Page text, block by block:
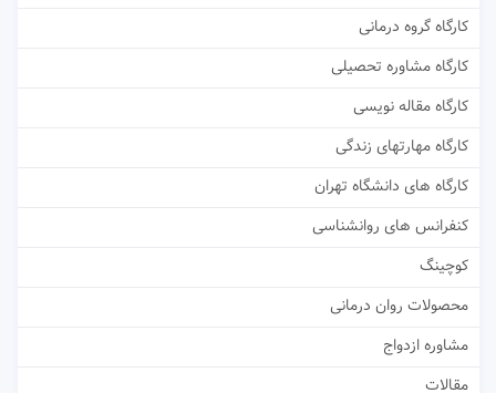
کارگاه گروه درمانی
کارگاه مشاوره تحصیلی
کارگاه مقاله نویسی
کارگاه مهارتهای زندگی
کارگاه های دانشگاه تهران
کنفرانس های روانشناسی
کوچینگ
محصولات روان درمانی
مشاوره ازدواج
مقالات